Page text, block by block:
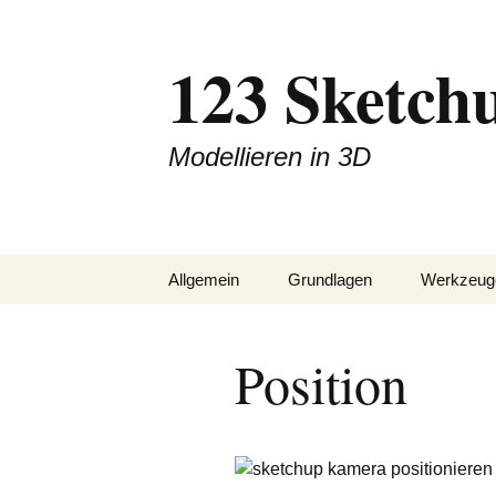
123
Modellieren in 3D
Allgemein Grundlagen
Achsen im Raum
Linien / Flächen Finish
Position